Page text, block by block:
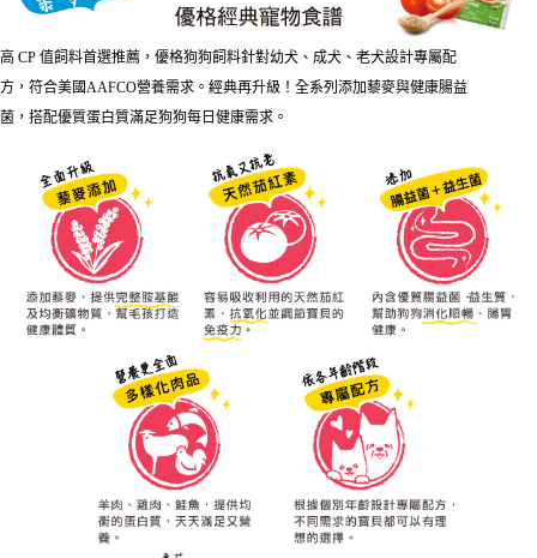
1.本服務係由「台灣大哥大股份有限公司」（以下簡稱本公司）所提供，讓
用戶於交易時，得透過本服務購買商品或服務，並由商店將買賣／分期付款
買賣價金債權讓與本公司後，依約使用本公司帳單繳交帳款。
2.基於同意付款使用「大哥付你分期」之契約關係目的，商店將以您的個人
由本公司與您本人進行分期帳單所需資料之確認、核對及更正。
3.完整用戶服務條款，請詳閱以下連結：https://oppay.tw/userRule
３．收到繳費通知簡訊後14天內，點擊此簡訊中的連結，可透過四大超商／
ATM／網路銀行／等多元方式進行付款，方視為交易完成。
※ 請注意：結帳手續完成當下不需立刻繳費，但若您需要取消訂單，請聯絡
購買商品的店家。未經商家同意取消之訂單仍視為有效，需透過AFTEE先享
後付繳納相關費用。
※ 交易是否成功請以「AFTEE先享後付 」之結帳頁面顯示為準，若有關於
客戶支援中心」
https://netprotections.freshdesk.com/support/home
【注意事項】
１．透過由恩沛科技股份有限公司提供之「AFTEE先享後付」服務完成之交
易，需依本服務之必要範圍內提供個人資料，並將交易相關給付款項請求債
權轉讓予恩沛科技股份有限公司。
２．關於個人資料處理事宜，請瀏覽以下網址：
https://aftee.tw/terms/#terms3
３．未成年的使用者請事先徵得法定代理人或監護人之同意方可使用
「AFTEE先享後付」，若未經同意申辦者引起之損失，本公司不負相關責
４．使用「AFTEE先享後付」時，將依據個別帳號之用戶狀況，依本公司即
時審查核予不同之上限額度；若仍有額度不足之情形，本公司將視審查結果
請求用戶進行身份認證。
５．嚴禁一人註冊多個帳號或使用他人資訊註冊。若發現惡意使用之情形，
恩沛科技股份有限公司將有權停止該用戶之使用額度並採取法律行動。
離島宅配
貨到付款
每筆NT$95，滿NT$1,000(含以上)免運費
高 CP 值飼料首選推薦，優格狗狗飼料針對幼犬、成犬、老犬設計專屬配
方，符合美國AAFCO營養需求。經典再升級！全系列添加藜麥與健康腸益
菌，搭配優質蛋白質滿足狗狗每日健康需求。